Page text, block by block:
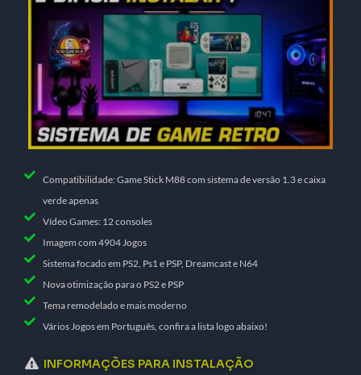
Compatibilidade: Game Stick M88 com sistema de versão 1.3 e caixa
verde apenas​
Vídeo Games: 12 consoles
Imagem com 4904 Jogos
Sistema focado em PS2, Ps1 e PSP, Dreamcast e N64
Nova otimização para o PS2 e PSP
Tema remodelado e mais moderno
Vários Jogos em Português, confira a lista logo abaixo!
INFORMAÇÕES PARA INSTALAÇÃO